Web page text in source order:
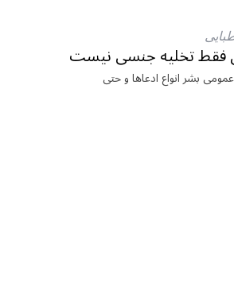
فقط تخلیه جنسی نیست
بشر انواع ادعاها و حتی